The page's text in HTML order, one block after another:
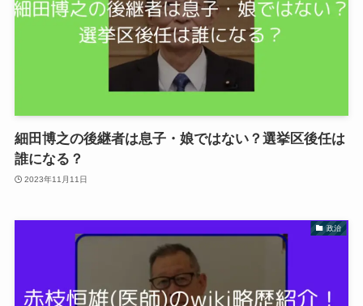
細田博之の後継者は息子・娘ではない？選挙区後任は
誰になる？
2023年11月11日
政治